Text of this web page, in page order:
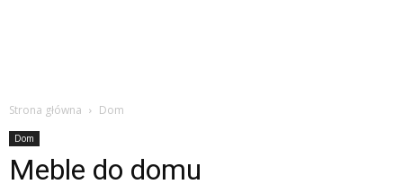
Strona główna Dom
Dom
Meble do domu